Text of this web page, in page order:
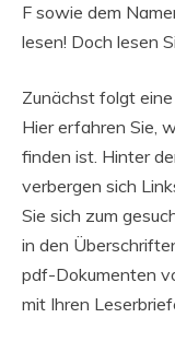
F sowie dem
lesen! Doch lesen
Zunächst folgt
Hier erfahren Sie,
finden ist. Hinter
verbergen sich
Sie sich zum
in den
pdf-Dokumenten
mit Ihren